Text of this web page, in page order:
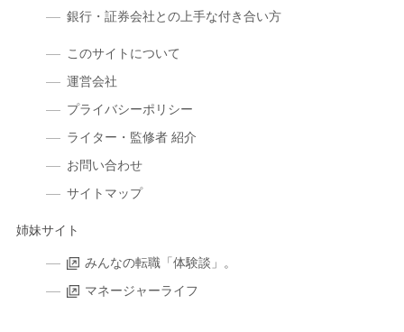
銀行・証券会社との上手な付き合い方
このサイトについて
運営会社
プライバシーポリシー
ライター・監修者 紹介
お問い合わせ
サイトマップ
姉妹サイト
みんなの転職「体験談」。
マネージャーライフ